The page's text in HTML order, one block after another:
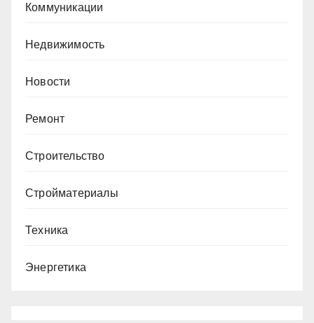
Коммуникации
Недвижимость
Новости
Ремонт
Строительство
Стройматериалы
Техника
Энергетика